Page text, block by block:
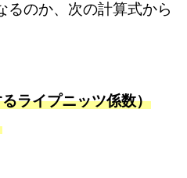
るのか、次の計算式から
ライプニッツ係数）